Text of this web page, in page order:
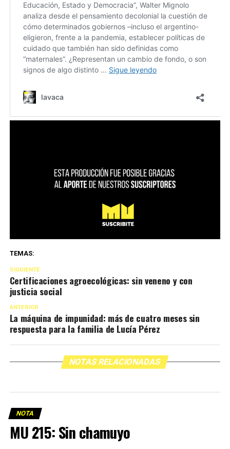
TEMAS:
SIGUIENTE
Certificaciones agroecológicas: sin veneno y con
justicia social
ANTERIOR
La máquina de impunidad: más de cuatro meses sin
respuesta para la familia de Lucía Pérez
NOTAS RELACIONADAS
NOTA
MU 215: Sin chamuyo